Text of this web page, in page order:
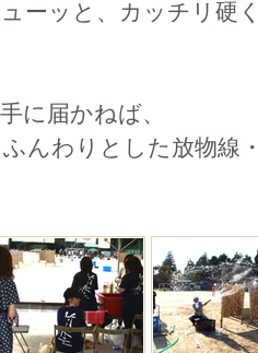
ーッと、カッチリ硬
に届かねば、
んわりとした放物線